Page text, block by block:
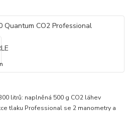
litrů: naplněná 500 g CO2 láhev
tlaku Professional se 2 manometry a